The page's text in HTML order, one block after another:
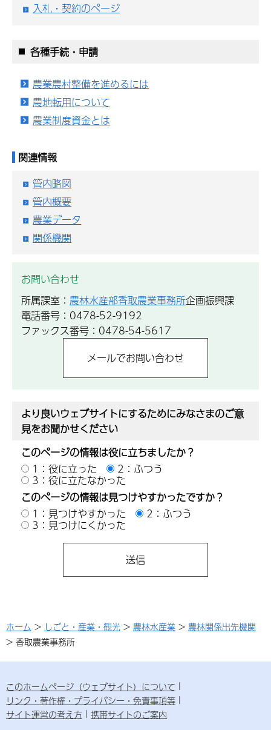
入札・契約のページ
各種手続・申請
農業農村整備を進めるには
農地転用について
農業制度資金とは
関連情報
管内略図
管内概要
農業データ
関係機関
お問い合わせ
所属課室： 農林水産部香取農業事務所企画振興課
電話番号：0478-52-9192
ファックス番号：0478-54-5617
より良いウェブサイトにするためにみなさまのご意
見をお聞かせください
このページの情報は役に立ちましたか？
1：役に立った
2：ふつう
3：役に立たなかった
このページの情報は見つけやすかったですか？
1：見つけやすかった
2：ふつう
3：見つけにくかった
ホーム > しごと・産業・観光 > 農林水産業 > 農林関係出先機関
> 香取農業事務所
このホームページ（ウェブサイト）について
リンク・著作権・プライバシー・免責事項等
サイト運営の考え方
携帯サイトのご案内